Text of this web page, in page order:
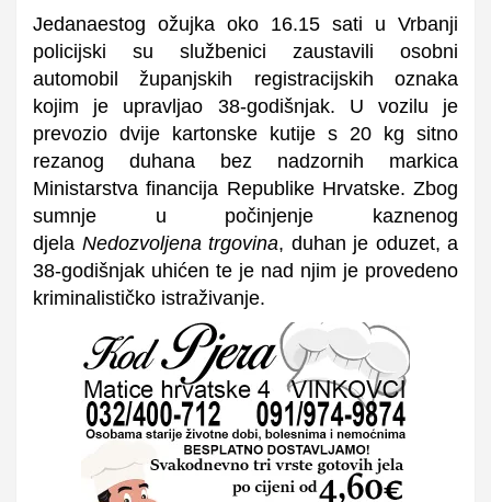
Jedanaestog ožujka oko 16.15 sati u Vrbanji
policijski su službenici zaustavili osobni
automobil županjskih registracijskih oznaka
kojim je upravljao 38-godišnjak. U vozilu je
prevozio dvije kartonske kutije s 20 kg sitno
rezanog duhana bez nadzornih markica
Ministarstva financija Republike Hrvatske. Zbog
sumnje u počinjenje kaznenog
djela Nedozvoljena trgovina, duhan je oduzet, a
38-godišnjak uhićen te je nad njim je provedeno
kriminalističko istraživanje.